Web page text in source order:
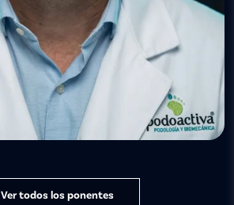
Ver todos los ponentes